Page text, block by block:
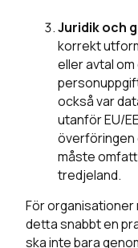
Juridik och
korrekt
eller avtal
också var
utanför EU/
överföringen
måste
tredjeland.
För organisationer
detta snabbt en
ska inte bara